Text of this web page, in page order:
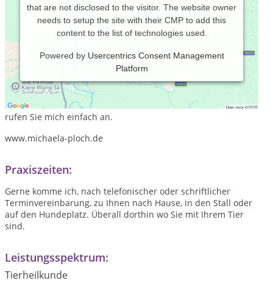
that are not disclosed to the visitor. The website owner
needs to setup the site with their CMP to add this
content to the list of technologies used.
Powered by Usercentrics Consent Management
Platform
Ich betreibe eine mobile Tierheilpraxis und freue mich, wenn
ich Ihnen und Ihrem Tier helfen kann. Besuchen Sie meine
Webseite, dort erfahren Sie noch mehr über mich. Oder
rufen Sie mich einfach an.
www.michaela-ploch.de
Praxiszeiten:
Gerne komme ich, nach telefonischer oder schriftlicher
Terminvereinbarung, zu Ihnen nach Hause, in den Stall oder
auf den Hundeplatz. Überall dorthin wo Sie mit Ihrem Tier
sind.
Leistungsspektrum:
Tierheilkunde